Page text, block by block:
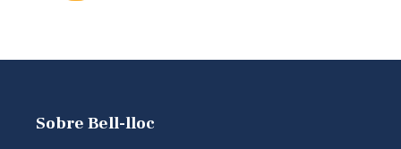
Sobre Bell-lloc